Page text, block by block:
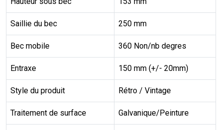
Saillie du bec 250 mm
Bec mobile 360 Non/nb degres
Entraxe 150 mm (+/- 20mm)
Style du produit Rétro / Vintage
Traitement de surface Galvanique/Peinture